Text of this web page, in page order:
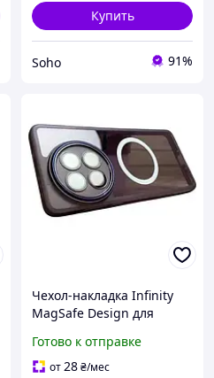
Купить
Soho 91%
Чехол-накладка Infinity
MagSafe Design для
5/OnePlus Ace 5 Pro
Purple
Готово к отправке
от28₴/мес